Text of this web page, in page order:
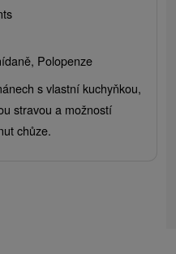
Polopenze
s vlastní kuchyňkou,
stravou a možností
chůze.